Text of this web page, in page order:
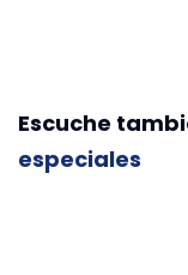
Escuche
especiales